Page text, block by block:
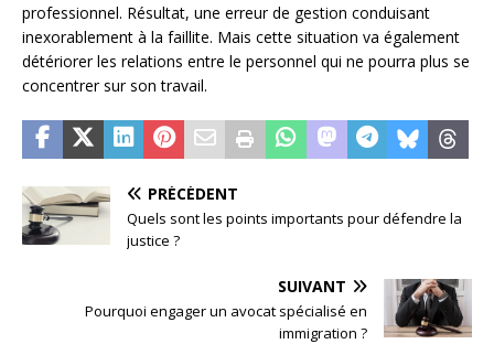
professionnel. Résultat, une erreur de gestion conduisant
inexorablement à la faillite. Mais cette situation va également
détériorer les relations entre le personnel qui ne pourra plus se
concentrer sur son travail.
PRÉCÉDENT
Quels sont les points importants pour défendre la
justice ?
SUIVANT
Pourquoi engager un avocat spécialisé en
immigration ?